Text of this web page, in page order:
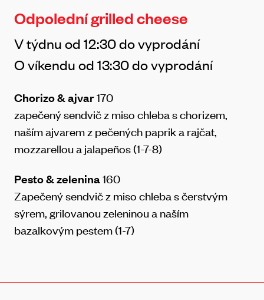
Odpolední grilled cheese
V týdnu od 12:30 do vyprodání
O víkendu od 13:30 do vyprodání
Chorizo & ajvar170
zapečený sendvič z miso chleba s chorizem,
naším ajvarem z pečených paprik a rajčat,
mozzarellou a jalapeños (1-7-8)
Pesto & zelenina160
Zapečený sendvič z miso chleba s čerstvým
sýrem, grilovanou zeleninou a naším
bazalkovým pestem (1-7)